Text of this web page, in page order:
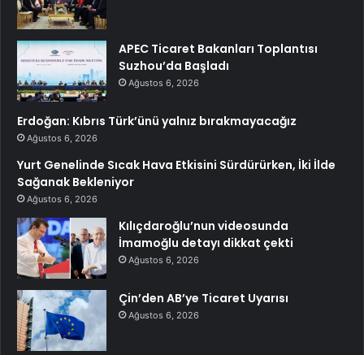
APEC Ticaret Bakanları Toplantısı
Suzhou’da Başladı
Ağustos 6, 2026
Erdoğan: Kıbrıs Türk’ünü yalnız bırakmayacağız
Ağustos 6, 2026
Yurt Genelinde Sıcak Hava Etkisini Sürdürürken, İki İlde
Sağanak Bekleniyor
Ağustos 6, 2026
Kılıçdaroğlu’nun videosunda
İmamoğlu detayı dikkat çekti
Ağustos 6, 2026
Çin’den AB’ye Ticaret Uyarısı
Ağustos 6, 2026